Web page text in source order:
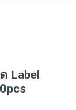
Label